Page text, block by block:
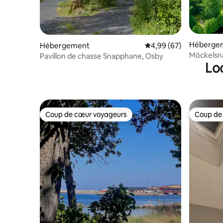
Hébergement Évaluation moyenne
4,99 (67)
Pavillon de chasse Snapphane, Osby
Möckelsnäs Villan.
12
Coup de cœur voyageurs
Coup de cœur voyageurs Coup
Coup